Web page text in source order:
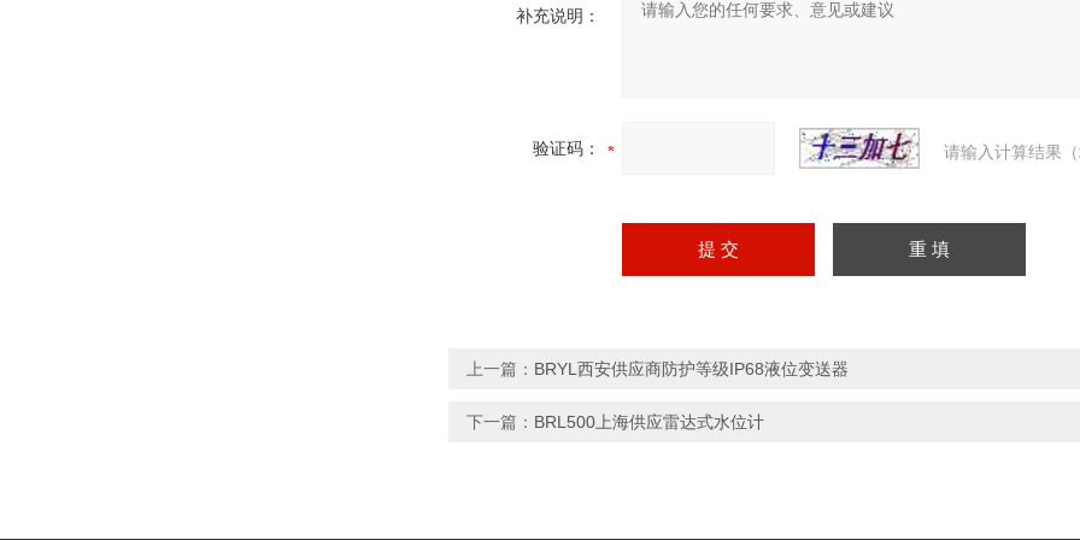
补充说明：
验证码： 请输入计算结果
上一篇： BRYL西安供应商防护等级IP68液位变送器
下一篇： BRL500上海供应雷达式水位计